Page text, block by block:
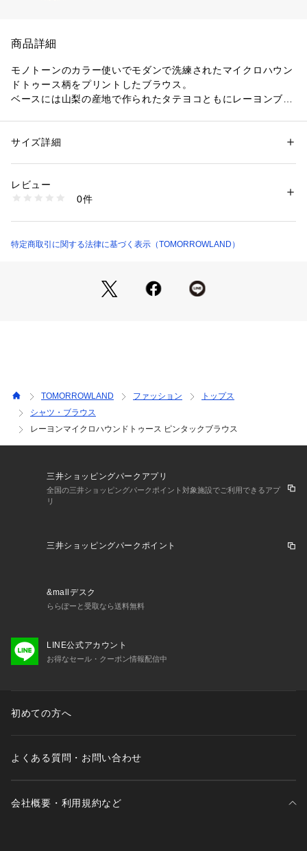
商品詳細
モノトーンのカラー使いでモダンで洗練されたマイクロハウン
ドトゥース柄をプリントしたブラウス。
ベースには山梨の産地で作られたタテヨコともにレーヨンブラ
ややウエストシェイプされたピンタックブラウスは、すっきり
暖かい時期は羽織としても着用できる万能なブラウス。
透け感：なし
店舗にお問い合わせの際は、下記の商品番号をお申し付けくだ
さい。
商品番号:22-01-61-01007
性別：レディース
素材：レーヨン100％
洗濯：洗濯不可、漂白不可、アイロン仕上げ可、ドライ可、ウエットクリ
商品番号：1095000027128 （モール）
サイズ詳細
レビュー
0件
特定商取引に関する法律に基づく表示（TOMORROWLAND）
TOMORROWLAND ファッション
トップス
シャツ・ブラウス
レーヨンマイクロハウンドトゥース ピンタックブラウス
三井ショッピングパークアプリ
全国の三井ショッピングパークポイント対象施設でご利用できるアプ
リ
三井ショッピングパークポイント
&mallデスク
ららぽーと受取なら送料無料
LINE公式アカウント
お得なセール・クーポン情報配信中
初めての方へ
よくある質問・お問い合わせ
会社概要・利用規約など